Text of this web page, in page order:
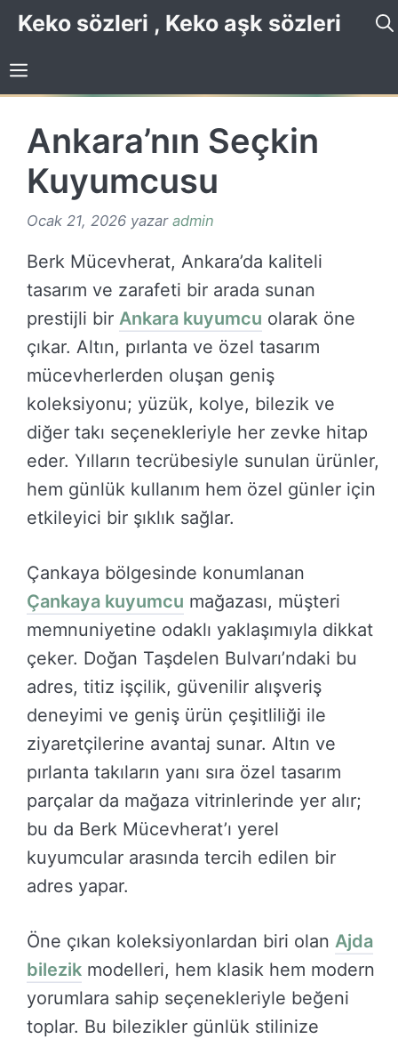
İçeriğe
Keko sözleri , Keko aşk sözleri
Ankara’nın Seçkin
Kuyumcusu
Ocak 21, 2026 yazar admin
Berk Mücevherat, Ankara’da kaliteli
tasarım ve zarafeti bir arada sunan
prestijli bir Ankara kuyumcu olarak öne
çıkar. Altın, pırlanta ve özel tasarım
mücevherlerden oluşan geniş
koleksiyonu; yüzük, kolye, bilezik ve
diğer takı seçenekleriyle her zevke hitap
eder. Yılların tecrübesiyle sunulan ürünler,
hem günlük kullanım hem özel günler için
etkileyici bir şıklık sağlar.
Çankaya bölgesinde konumlanan
Çankaya kuyumcu mağazası, müşteri
memnuniyetine odaklı yaklaşımıyla dikkat
çeker. Doğan Taşdelen Bulvarı’ndaki bu
adres, titiz işçilik, güvenilir alışveriş
deneyimi ve geniş ürün çeşitliliği ile
ziyaretçilerine avantaj sunar. Altın ve
pırlanta takıların yanı sıra özel tasarım
parçalar da mağaza vitrinlerinde yer alır;
bu da Berk Mücevherat’ı yerel
kuyumcular arasında tercih edilen bir
adres yapar.
Öne çıkan koleksiyonlardan biri olan Ajda
bilezik modelleri, hem klasik hem modern
yorumlara sahip seçenekleriyle beğeni
toplar. Bu bilezikler günlük stilinize